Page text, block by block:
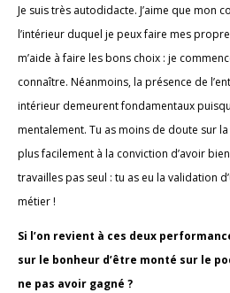
Je suis très autodidacte. J’aime que mon
l’intérieur duquel je peux faire mes
m’aide à faire les bons choix : je
connaître. Néanmoins, la présence de
intérieur demeurent fondamentaux
mentalement. Tu as moins de doute sur
plus facilement à la conviction d’avoir
travailles pas seul : tu as eu la validation
métier !
Si l’on revient à ces deux
sur le bonheur d’être monté sur le
ne pas avoir gagné ?